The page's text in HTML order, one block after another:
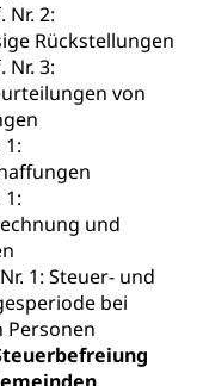
Nr. 2:
Rückstellungen
Nr. 3:
von
1:
1:
und
1: Steuer- und
bei
Personen